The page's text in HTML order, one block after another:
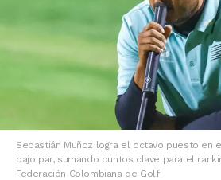
Sebastián Muñoz logra el octavo puesto en
bajo par, sumando puntos clave para el
Federación Colombiana de Golf